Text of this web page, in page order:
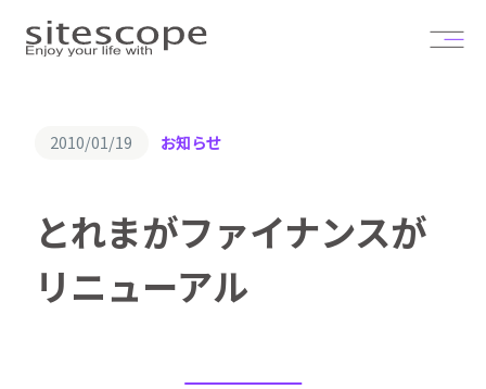
2010/01/19 お知らせ
とれまがファイナンスが
リニューアル